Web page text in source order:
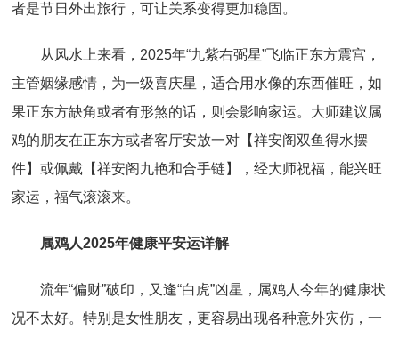
者是节日外出旅行，可让关系变得更加稳固。
从风水上来看，2025年“九紫右弼星”飞临正东方震宫，
主管姻缘感情，为一级喜庆星，适合用水像的东西催旺，如
果正东方缺角或者有形煞的话，则会影响家运。大师建议属
鸡的朋友在正东方或者客厅安放一对【祥安阁双鱼得水摆
件】或佩戴【祥安阁九艳和合手链】，经大师祝福，能兴旺
家运，福气滚滚来。
属鸡人2025年健康平安运详解
流年“偏财”破印，又逢“白虎”凶星，属鸡人今年的健康状
况不太好。特别是女性朋友，更容易出现各种意外灾伤，一